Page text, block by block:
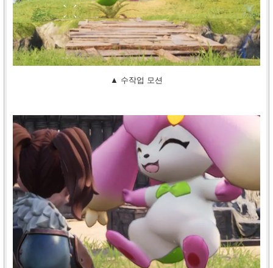
▲ 수작업 모션